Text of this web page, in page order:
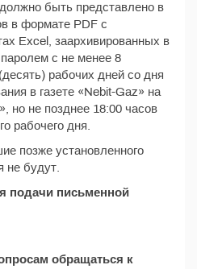
быть представлено в
в формате PDF с
Excel, заархивированных в
с не менее 8
рабочих дней со дня
в газете «Nebit-Gaz» на
», но не позднее 18:00 часов
рабочего дня.
позже установленного
не будут.
подачи письменной
обращаться к